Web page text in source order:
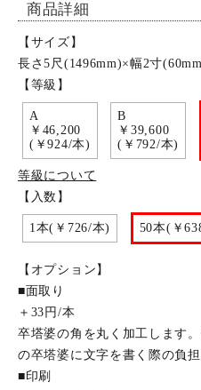
お問い合わせ
商品詳細
【サイズ】
長さ5尺(1496mm)×幅2寸
【等級】
A
￥46,200
(￥924/本)
B
￥39,600
(￥792/本)
等級について
【入数】
1本(￥726/本) 50本(￥
【オプション】
■面取り
＋33円/本
卒塔婆の角を丸く加工します
の卒塔婆に文字を書く際の負担
■印刷